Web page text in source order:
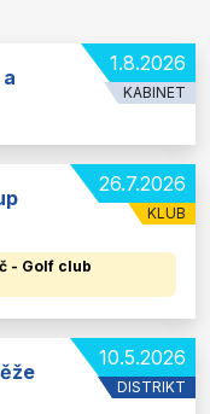
1.8.2026
KABINET
26.7.2026
KLUB
- Golf club
10.5.2026
DISTRIKT